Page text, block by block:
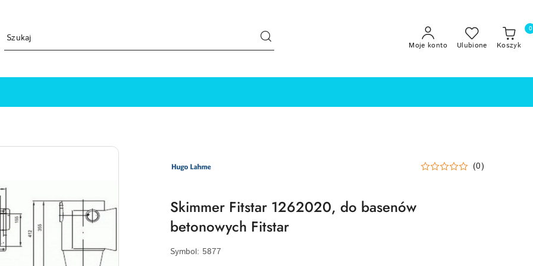
Moje konto Ulubione Koszyk
0
HUGO
LAHME
(0)
Skimmer Fitstar 1262020, do basenów
betonowych Fitstar
Symbol: 5877